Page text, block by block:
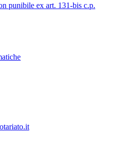
punibile ex art. 131-bis c.p.